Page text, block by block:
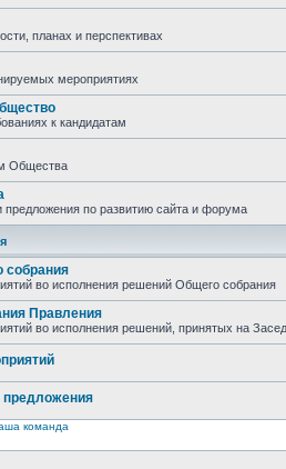
планах и перспективах
мероприятиях
к кандидатам
Общества
предложения по развитию сайта и форума
собрания
во исполнения решений Общего собрания
Правления
во исполнения решений, принятых на
команда